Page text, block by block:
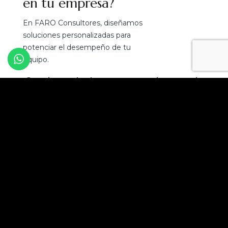
En FARO Consultores, diseñamos
soluciones personalizadas para
potenciar el desempeño de tu
equipo.
¡Convierte el talento en tu mejor ventaja